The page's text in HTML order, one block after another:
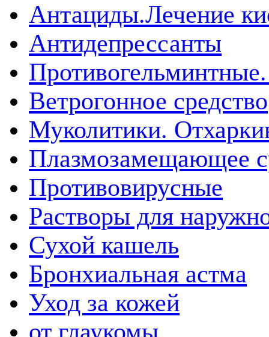
Антациды.Лечение
Антидепрессанты
Ветрогонное средство
Муколитики.
Плазмозамещающее
Противовирусные
Растворы для
Сухой кашель
Бронхиальная астма
Уход за кожей
от глаукомы